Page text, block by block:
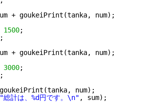
+ goukeiPrint(tanka, num);
1500;
;
+ goukeiPrint(tanka, num);
3000;
;
num);
"総計は、%d円です。\n" , sum);